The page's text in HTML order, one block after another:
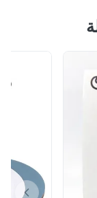
البصرية موصل العقص آلة الموديل: CLX-Y1E مكان المنشأ:
مخزون الذيل